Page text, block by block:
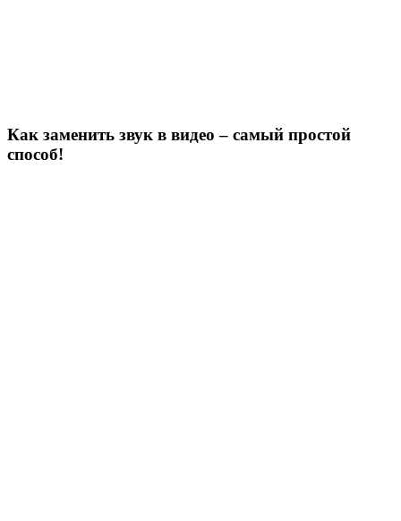
Как заменить звук в видео – самый простой
способ!